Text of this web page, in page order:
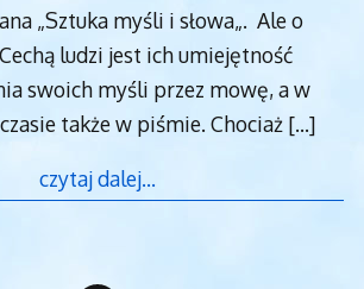
„Sztuka myśli i słowa„. Ale o
ludzi jest ich umiejętność
swoich myśli przez mowę, a w
także w piśmie. Chociaż […]
czytaj dalej…